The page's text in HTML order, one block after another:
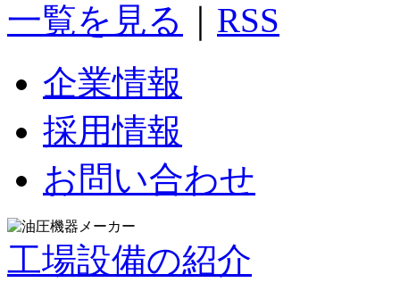
一覧を見る
RSS
企業情報
採用情報
お問い合わせ
工場設備の紹介